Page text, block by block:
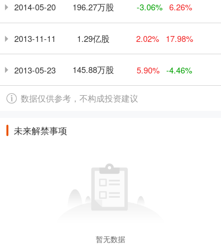
2014-05-20 196.27万股 -3.06% 6.26%
2013-11-11 1.29亿股 2.02% 17.98%
2013-05-23 145.88万股 5.90% -4.46%
数据仅供参考，不构成投资建议
未来解禁事项
暂无数据